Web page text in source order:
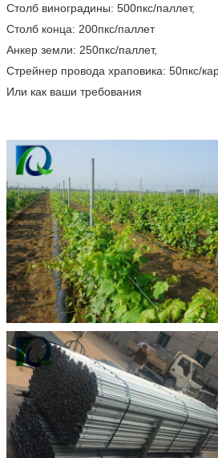
Столб виноградины: 500пкс/паллет,
Столб конца: 200пкс/паллет
Анкер земли: 250пкс/паллет,
Стрейнер провода храповика: 50пкс/
Или как ваши требования